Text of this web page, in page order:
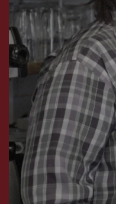
Isabelle souhaite
récupérer son
prison